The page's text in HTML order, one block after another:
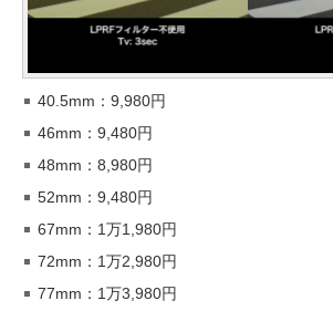
40.5mm：9,980円
46mm：9,480円
48mm：8,980円
52mm：9,480円
67mm：1万1,980円
72mm：1万2,980円
77mm：1万3,980円